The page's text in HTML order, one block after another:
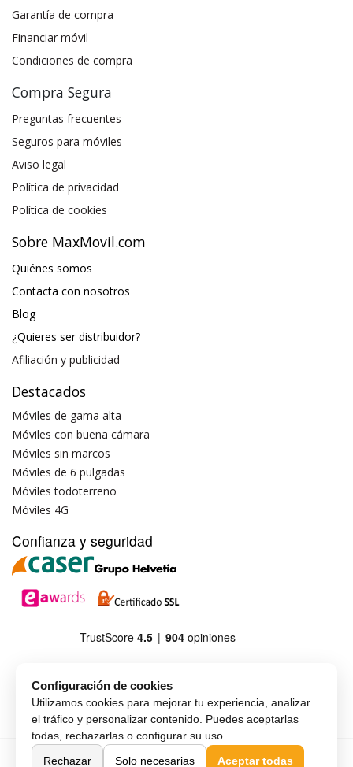
Garantía de compra
Financiar móvil
Condiciones de compra
Compra Segura
Preguntas frecuentes
Seguros para móviles
Aviso legal
Política de privacidad
Política de cookies
Sobre MaxMovil.com
Quiénes somos
Contacta con nosotros
Blog
¿Quieres ser distribuidor?
Afiliación y publicidad
Destacados
Móviles de gama alta
Móviles con buena cámara
Móviles sin marcos
Móviles de 6 pulgadas
Móviles todoterreno
Móviles 4G
Confianza y seguridad
Copyright © MAX-G-MOBILE, SLU Español
Configuración de cookies
Utilizamos cookies para mejorar tu experiencia, analizar
el tráfico y personalizar contenido. Puedes aceptarlas
todas, rechazarlas o configurar su uso.
Rechazar
Solo necesarias Aceptar todas